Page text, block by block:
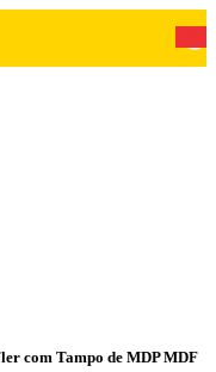
com Tampo de MDP MDF